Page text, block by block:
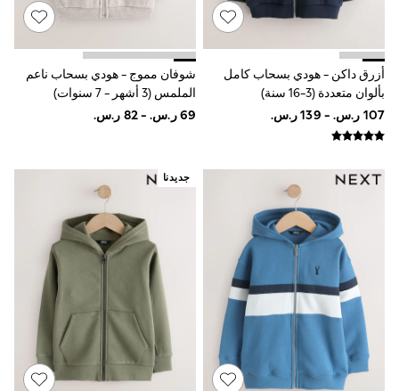
Half Sizes
School Shoes
Multipack Leggings
Multipack T-Shirts
Multipack Socks & Tights
Multipack Underwear
Puffers
Raincoats
Shackets
All T-Shirts
Long Sleeve
Short Sleeve
Printed T-Shirts
Plain T-Shirts
Multipacks
Top & Short Sets
Top & Legging Sets
Dungaree Sets
أزرق داكن - هودي بسحاب كامل
بألوان متعددة (3-16 سنة)
شوفان مموج - هودي بسحاب ناعم
الملمس (3 أشهر - 7 سنوات)
جديدنا